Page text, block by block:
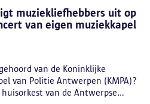
muziekliefhebbers uit op
van eigen muziekkapel
van de Koninklijke
van Politie Antwerpen (KMPA)?
van de Antwerpse